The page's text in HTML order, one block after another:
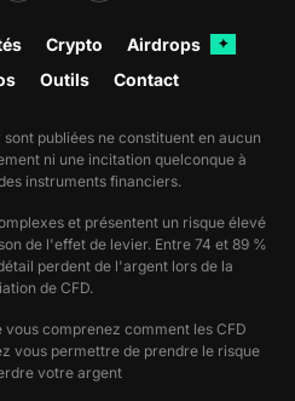
Crypto Airdrops ✦
Outils Contact
publiées ne constituent en aucun
ni une incitation quelconque à
instruments financiers.
et présentent un risque élevé
de l'effet de levier. Entre 74 et 89 %
perdent de l'argent lors de la
de CFD.
vous comprenez comment les CFD
vous permettre de prendre le risque
votre argent